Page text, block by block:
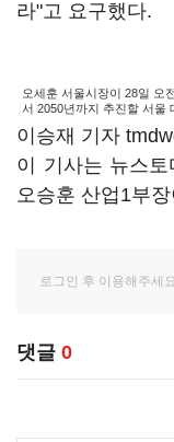
라"고 요구했다.
오세훈 서울시장이 28일 오
서 2050년까지 추진할 서울
이승재 기자
이 기사는 뉴스
오승훈 산업1부
댓글 0